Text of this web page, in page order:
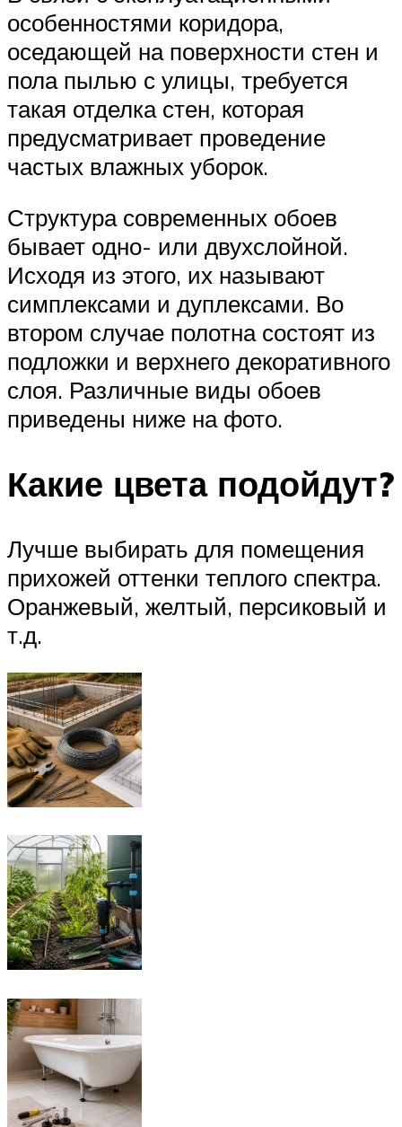
особенностями коридора,
оседающей на поверхности стен и
пола пылью с улицы, требуется
такая отделка стен, которая
предусматривает проведение
частых влажных уборок.
Структура современных обоев
бывает одно- или двухслойной.
Исходя из этого, их называют
симплексами и дуплексами. Во
втором случае полотна состоят из
подложки и верхнего декоративного
слоя. Различные виды обоев
приведены ниже на фото.
Какие цвета подойдут?
Лучше выбирать для помещения
прихожей оттенки теплого спектра.
Оранжевый, желтый, персиковый и
т.д.